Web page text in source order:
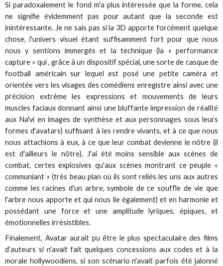
Si paradoxalement le fond m'a plus intéressée que la forme, cela
ne signifie évidemment pas pour autant que la seconde est
inintéressante. Je ne sais pas si la 3D apporte forcément quelque
chose, l'univers visuel étant suffisamment fort pour que nous
nous y sentions immergés et la technique (la « performance
capture » qui , grâce à un dispositif spécial, une sorte de casque de
football américain sur lequel est posé une petite caméra et
orientée vers les visages des comédiens enregistre ainsi avec une
précision extrême les expressions et mouvements de leurs
muscles faciaux donnant ainsi une bluffante impression de réalité
aux Na'vi en images de synthèse et aux personnages sous leurs
formes d'avatars) suffisant à les rendre vivants, et à ce que nous
nous attachions à eux, à ce que leur combat devienne le nôtre (il
est d'ailleurs le nôtre). J'ai été moins sensible aux scènes de
combat, certes explosives qu'aux scènes montrant ce peuple «
communiant » (très beau plan où ils sont reliés les uns aux autres
comme les racines d'un arbre, symbole de ce souffle de vie que
l'arbre nous apporte et qui nous lie également) et en harmonie et
possédant une force et une amplitude lyriques, épiques, et
émotionnelles irrésistibles.
Finalement, Avatar aurait pu être le plus spectaculaire des films
d'auteurs si n'avait fait quelques concessions aux codes et à la
morale hollywoodiens, si son scénario n'avait parfois été jalonné